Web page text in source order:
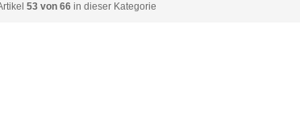
53 von 66 in dieser Kategorie